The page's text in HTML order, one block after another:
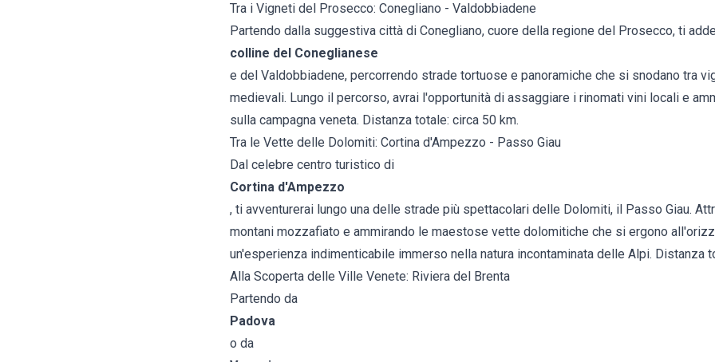
Tra i Vigneti del Prosecco: Conegliano - Valdobbiadene
Partendo dalla suggestiva città di Conegliano, cuore della regione del Prosecco, ti
colline del Coneglianese
e del Valdobbiadene, percorrendo strade tortuose e panoramiche che si snodano tra
medievali. Lungo il percorso, avrai l'opportunità di assaggiare i rinomati vini locali e
sulla campagna veneta. Distanza totale: circa 50 km.
Tra le Vette delle Dolomiti: Cortina d'Ampezzo - Passo Giau
Dal celebre centro turistico di
Cortina d'Ampezzo
, ti avventurerai lungo una delle strade più spettacolari delle Dolomiti, il Passo Giau.
montani mozzafiato e ammirando le maestose vette dolomitiche che si ergono
un'esperienza indimenticabile immerso nella natura incontaminata delle Alpi. Distanza
Alla Scoperta delle Ville Venete: Riviera del Brenta
Partendo da
Padova
o da